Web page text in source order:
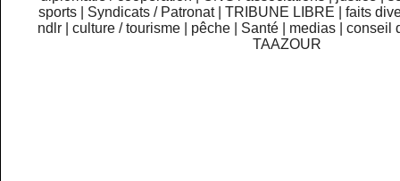
sports
Syndicats / Patronat TRIBUNE LIBRE
faits
ndlr
|culture / tourisme pêche Santé medias |conseil
TAAZOUR